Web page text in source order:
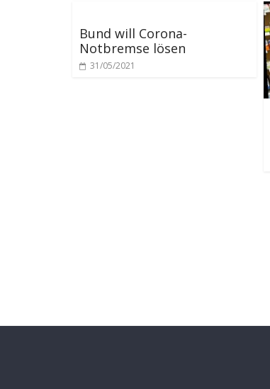
Bund will Corona-
Notbremse lösen
31/05/2021